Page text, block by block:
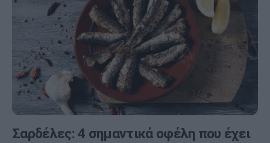
Σαρδέλες: 4 σημαντικά οφέλη που έχει